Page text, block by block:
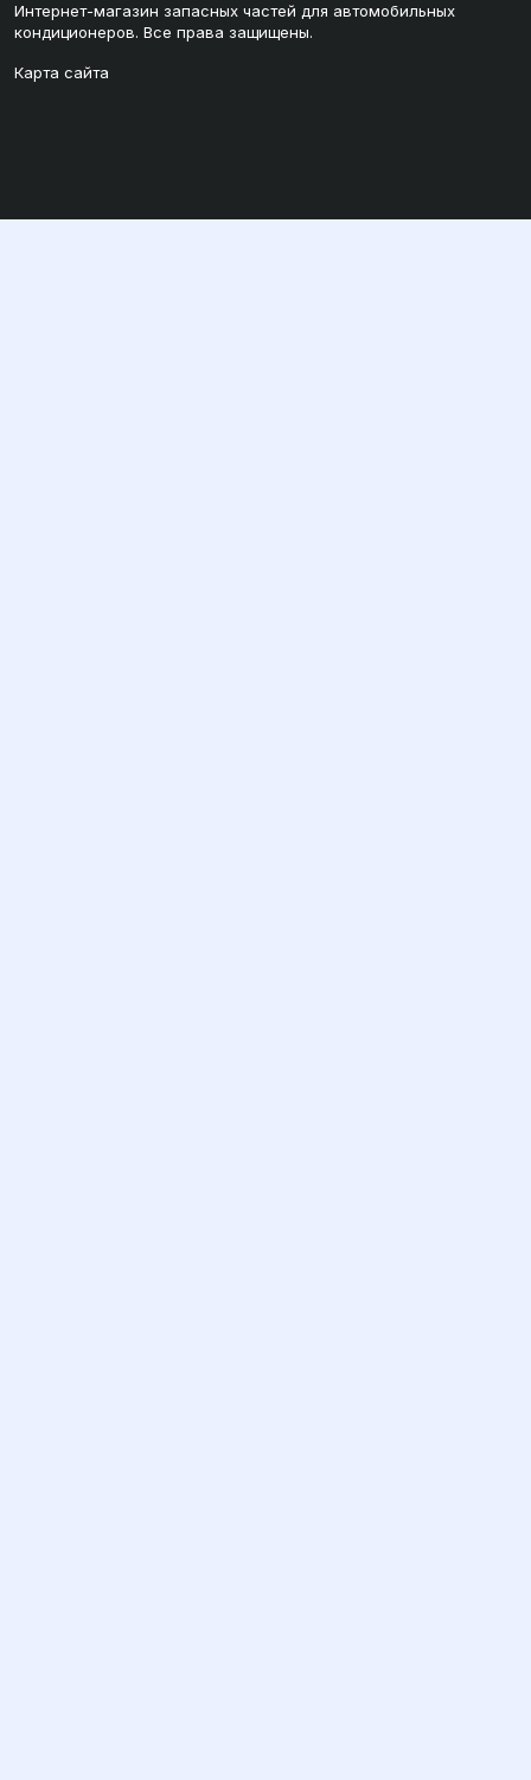
Интернет-магазин запасных частей для автомобильных
кондиционеров. Все права защищены.
Карта сайта